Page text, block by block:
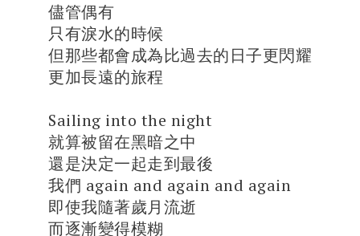
儘管偶有
只有淚水的時候
但那些都會成為比過去的日子更閃耀
更加長遠的旅程
Sailing into the night
就算被留在黑暗之中
還是決定一起走到最後
我們 again and again and again
即使我隨著歲月流逝
而逐漸變得模糊